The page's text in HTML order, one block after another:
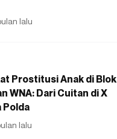
lalu
Prostitusi Anak di Blok
WNA: Dari Cuitan di X
Polda
lalu